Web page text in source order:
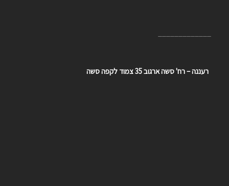
רעננה – רח' סשה ארגוב 35 צמוד לקפה סשה